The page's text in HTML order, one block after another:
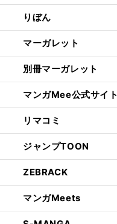
りぼん
マーガレット
別冊マーガレット
マンガMee公式サイト
リマコミ
ジャンプTOON
ZEBRACK
マンガMeets